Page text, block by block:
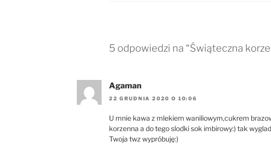
5 odpowiedzi na “Świąteczna
Agaman
22 GRUDNIA 2020 O 10:06
U mnie kawa z mlekiem waniliowym,cukrem
korzenna a do tego slodki sok imbirowy:) tak
Twoja twz wypróbuję:)